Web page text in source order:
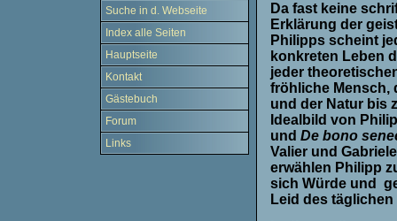
Suche in d. Webseite
Index alle Seiten
Hauptseite
Kontakt
Gästebuch
Forum
Links
Da fast keine
Erklärung der
Philipps scheint
konkreten Leben
jeder
fröhliche Mensch,
und der Natur bis
Idealbild von
und De bono
Valier und
erwählen Philipp
sich Würde und
Leid des